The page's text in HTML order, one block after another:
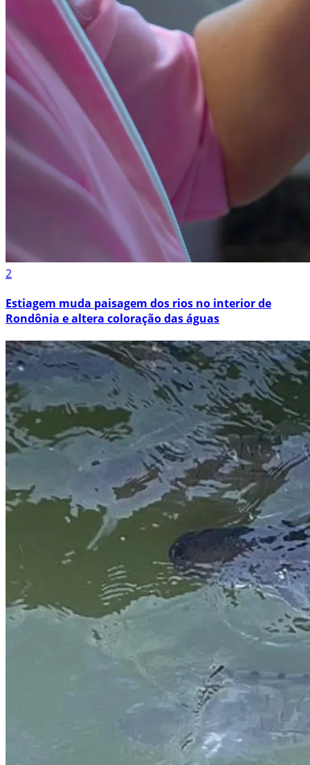
2
Estiagem muda paisagem dos rios no interior de
Rondônia e altera coloração das águas